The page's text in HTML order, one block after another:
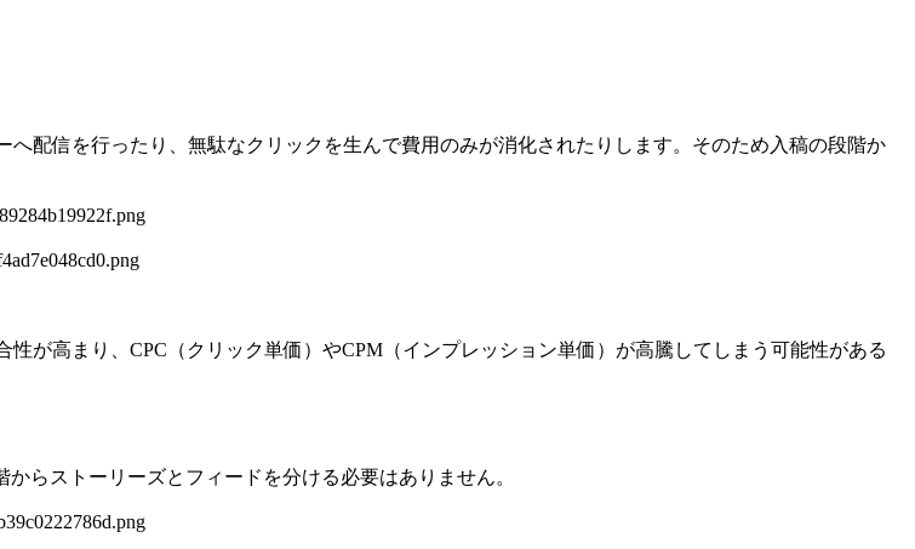
配信を行ったり、無駄なクリックを生んで費用のみが消化されたりします。そのため入稿の段階か
が高まり、CPC（クリック単価）やCPM（インプレッション単価）が高騰してしまう可能性がある
らストーリーズとフィードを分ける必要はありません。